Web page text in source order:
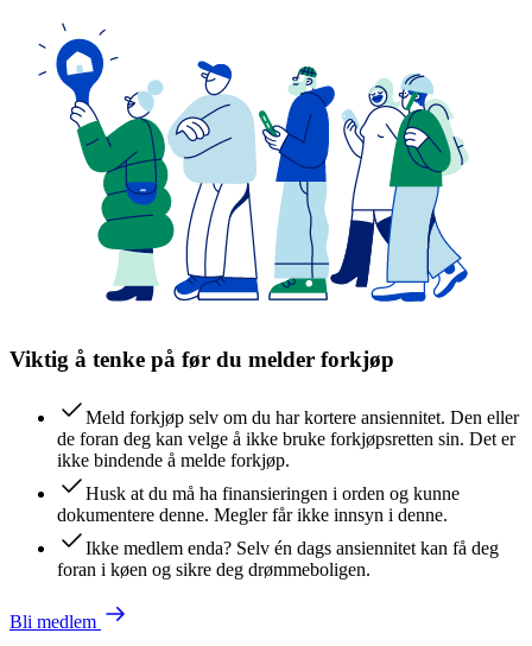
Viktig å tenke på før du melder forkjøp
Meld forkjøp selv om du har kortere ansiennitet. Den eller
de foran deg kan velge å ikke bruke forkjøpsretten sin. Det er
ikke bindende å melde forkjøp.
Husk at du må ha finansieringen i orden og kunne
dokumentere denne. Megler får ikke innsyn i denne.
Ikke medlem enda? Selv én dags ansiennitet kan få deg
foran i køen og sikre deg drømmeboligen.
Bli medlem